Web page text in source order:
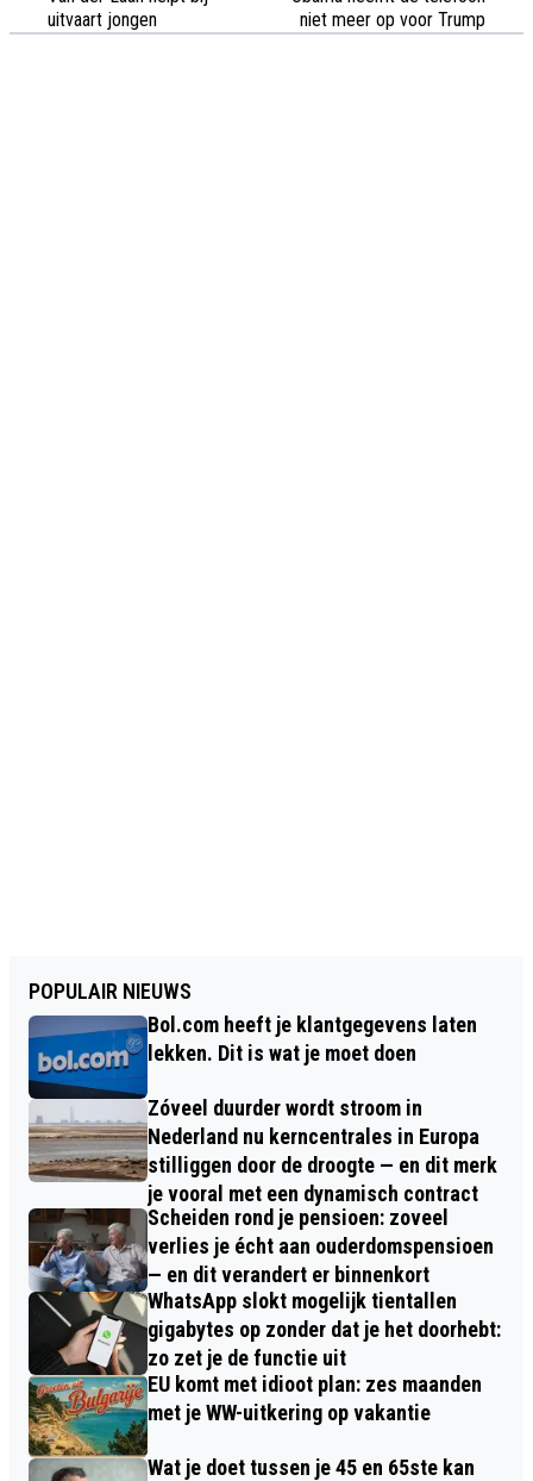
uitvaart jongen
niet meer op voor Trump
POPULAIR NIEUWS
Bol.com heeft je klantgegevens laten
lekken. Dit is wat je moet doen
Zóveel duurder wordt stroom in
Nederland nu kerncentrales in Europa
stilliggen door de droogte — en dit merk
je vooral met een dynamisch contract
Scheiden rond je pensioen: zoveel
verlies je écht aan ouderdomspensioen
— en dit verandert er binnenkort
WhatsApp slokt mogelijk tientallen
gigabytes op zonder dat je het doorhebt:
zo zet je de functie uit
EU komt met idioot plan: zes maanden
met je WW-uitkering op vakantie
Wat je doet tussen je 45 en 65ste kan